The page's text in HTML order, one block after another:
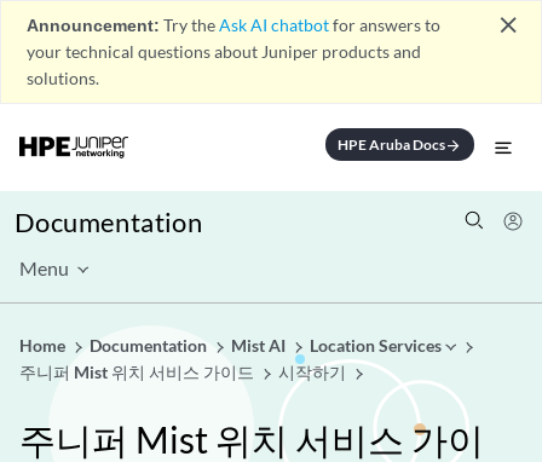
Announcement: Try theAsk AI chatbotfor answers to
your technical questions about Juniper products and
solutions.
close
HPE Aruba Docsarrow_forward
Documentation
Menu
Home Documentation Mist AI
Location Services
주니퍼 Mist 위치 서비스 가이드
시작하기
주니퍼 Mist 위치 서비스 가이